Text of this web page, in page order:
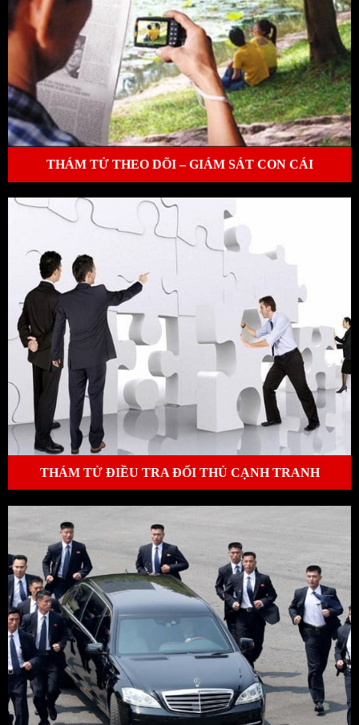
THÁM TỬ THEO DÕI – GIÁM SÁT CON CÁI
THÁM TỬ ĐIỀU TRA ĐỐI THỦ CẠNH TRANH